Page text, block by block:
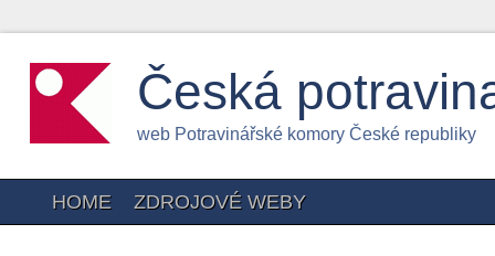
Česká
web Potravinářské komory České republiky
HOME ZDROJOVÉ WEBY